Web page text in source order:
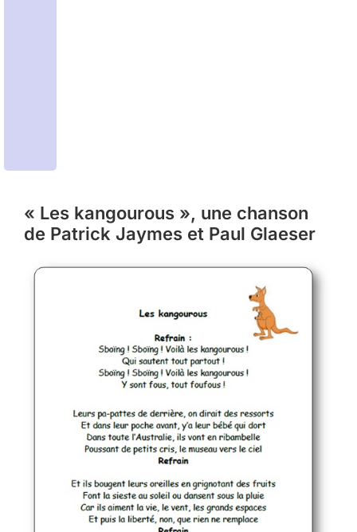
« Les kangourous », une chanson
de Patrick Jaymes et Paul Glaeser